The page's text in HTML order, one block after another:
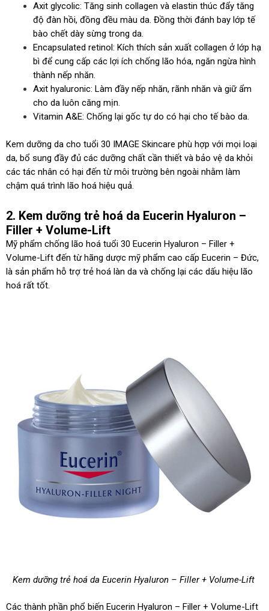
Axit glycolic: Tăng sinh collagen và elastin thúc đẩy tăng
độ đàn hồi, đồng đều màu da. Đồng thời đánh bay lớp tế
bào chết dày sừng trong da.
Encapsulated retinol: Kích thích sản xuất collagen ở lớp hạ
bì để cung cấp các lợi ích chống lão hóa, ngăn ngừa hình
thành nếp nhăn.
Axit hyaluronic: Làm đầy nếp nhăn, rãnh nhăn và giữ ẩm
cho da luôn căng mịn.
Vitamin A&E: Chống lại gốc tự do có hại cho tế bào da.
Kem dưỡng da cho tuổi 30 IMAGE Skincare phù hợp với mọi loại
da, bổ sung đầy đủ các dưỡng chất cần thiết và bảo vệ da khỏi
các tác nhân có hại đến từ môi trường bên ngoài nhằm làm
chậm quá trình lão hoá hiệu quả.
2. Kem dưỡng trẻ hoá da Eucerin Hyaluron –
Filler + Volume-Lift
Mỹ phẩm chống lão hoá tuổi 30 Eucerin Hyaluron – Filler +
Volume-Lift đến từ hãng dược mỹ phẩm cao cấp Eucerin – Đức,
là sản phẩm hỗ trợ trẻ hoá làn da và chống lại các dấu hiệu lão
hoá rất tốt.
Kem dưỡng trẻ hoá da Eucerin Hyaluron – Filler + Volume-Lift
Các thành phần phổ biến Eucerin Hyaluron – Filler + Volume-Lift